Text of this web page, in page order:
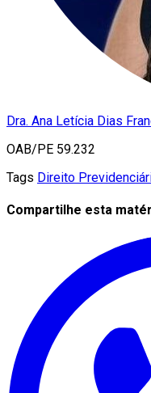
Dra. Ana Letícia Dias
OAB/PE 59.232
Tags Direito
Compartilhe esta